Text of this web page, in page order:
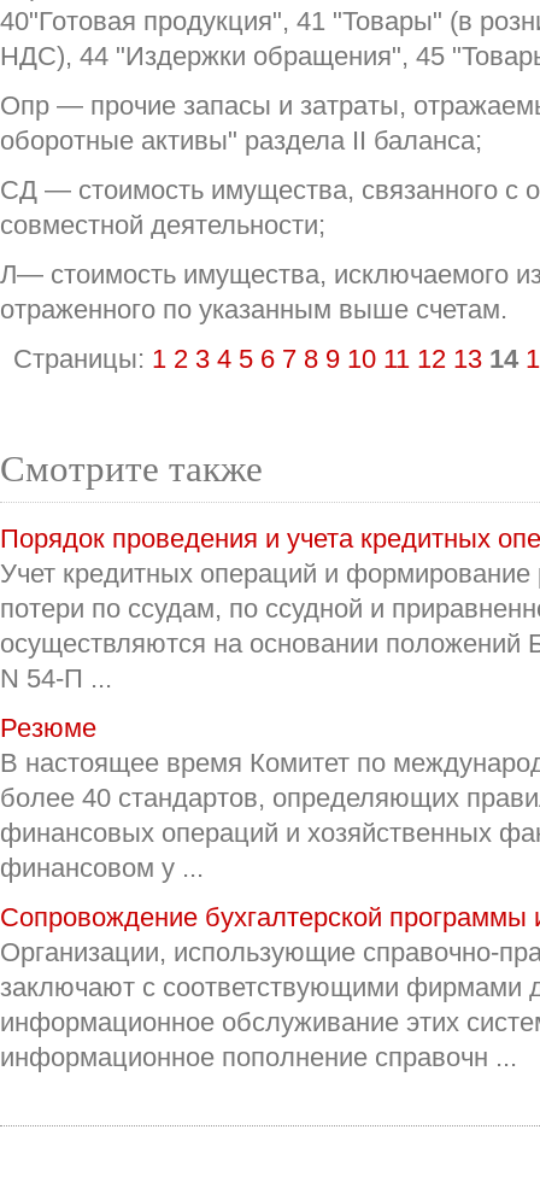
40"Готовая продукция", 41 "Товары" (в
НДС), 44 "Издержки обращения", 45
Опр — прочие запасы и затраты,
оборотные активы" раздела II баланса;
СД — стоимость имущества, связанного с
совместной деятельности;
Л— стоимость имущества, исключаемого
отраженного по указанным выше счетам.
Страницы: 1 2 3 4 5 6 7 8 9 10 11 12 13 14
Смотрите также
Порядок проведения и учета кредитных
Учет кредитных операций и
потери по ссудам, по ссудной и
осуществляются на основании положений
N 54-П ...
Резюме
В настоящее время Комитет по
более 40 стандартов, определяющих
финансовых операций и хозяйственных
финансовом у ...
Сопровождение бухгалтерской
Организации, использующие справочно-
заключают с соответствующими фирмами
информационное обслуживание этих
информационное пополнение справочн ...